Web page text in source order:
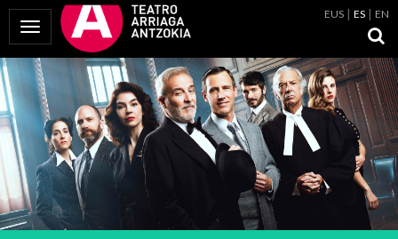
Mostrar Menú
EUS ES EN